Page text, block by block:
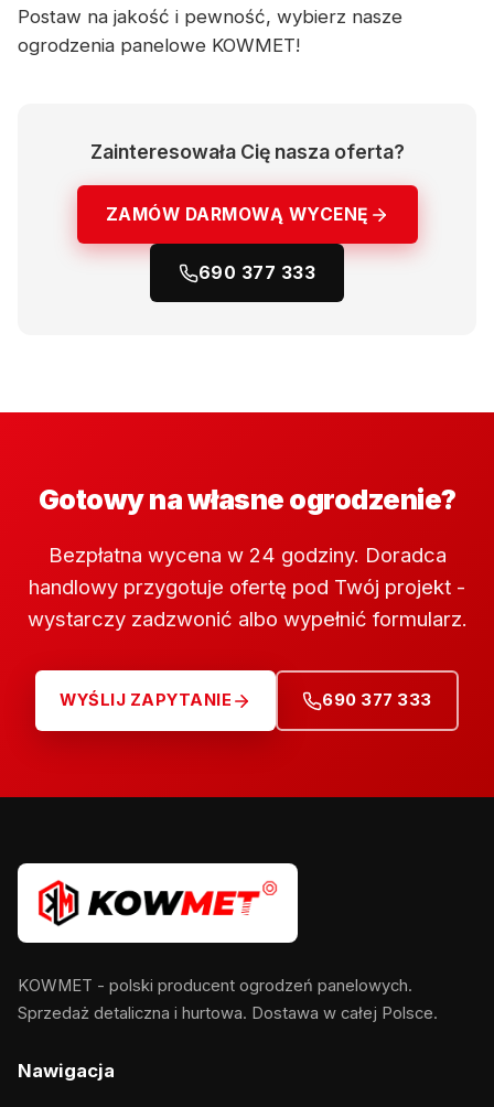
Postaw na jakość i pewność, wybierz nasze
ogrodzenia panelowe KOWMET!
Zainteresowała Cię nasza oferta?
ZAMÓW DARMOWĄ WYCENĘ
690 377 333
Gotowy na własne ogrodzenie?
Bezpłatna wycena w 24 godziny. Doradca
handlowy przygotuje ofertę pod Twój projekt -
wystarczy zadzwonić albo wypełnić formularz.
WYŚLIJ ZAPYTANIE 690 377 333
KOWMET - polski producent ogrodzeń panelowych.
Sprzedaż detaliczna i hurtowa. Dostawa w całej Polsce.
Nawigacja